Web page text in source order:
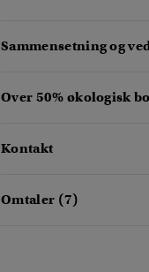
Sammensetning og
Over 50% økologisk
Kontakt
Omtaler (7)